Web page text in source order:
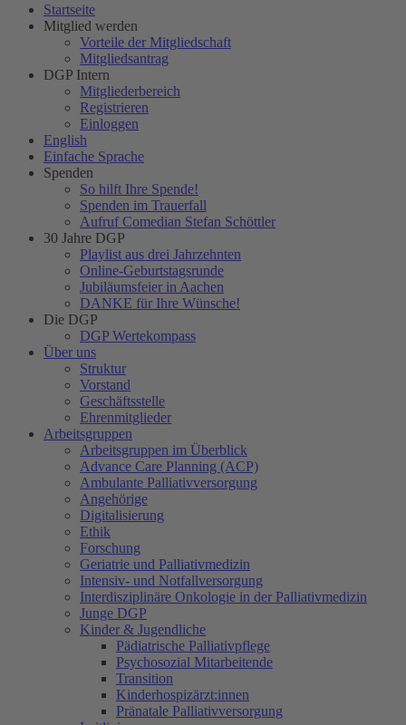
Startseite
Mitglied werden
Vorteile der Mitgliedschaft
Mitgliedsantrag
DGP Intern
Mitgliederbereich
Registrieren
Einloggen
English
Einfache Sprache
Spenden
So hilft Ihre Spende!
Spenden im Trauerfall
Aufruf Comedian Stefan Schöttler
30 Jahre DGP
Playlist aus drei Jahrzehnten
Online-Geburtstagsrunde
Jubiläumsfeier in Aachen
DANKE für Ihre Wünsche!
Die DGP
DGP Wertekompass
Über uns
Struktur
Vorstand
Geschäftsstelle
Ehrenmitglieder
Arbeitsgruppen
Arbeitsgruppen im Überblick
Advance Care Planning (ACP)
Ambulante Palliativversorgung
Angehörige
Digitalisierung
Ethik
Forschung
Geriatrie und Palliativmedizin
Intensiv- und Notfallversorgung
Interdisziplinäre Onkologie in der Palliativmedizin
Junge DGP
Kinder & Jugendliche
Pädiatrische Palliativpflege
Psychosozial Mitarbeitende
Transition
Kinderhospizärzt:innen
Pränatale Palliativversorgung